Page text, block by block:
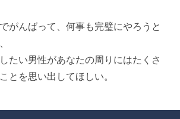
がんばって、何事も完璧にやろうと
たい男性があなたの周りにはたくさ
とを思い出してほしい。